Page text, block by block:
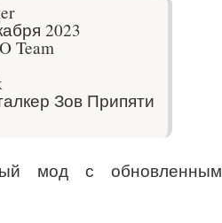
2023
Team
Зов Припяти
мод с обновленным